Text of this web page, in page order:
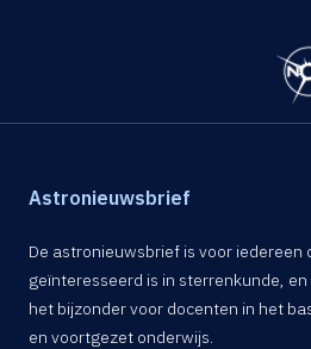
Astronieuwsbrief
De astronieuwsbrief is voor iedereen
geïnteresseerd is in sterrenkunde, en
het bijzonder voor docenten in het
en voortgezet onderwijs.